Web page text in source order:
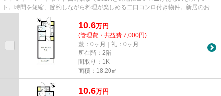
ト。時間を短縮、節約しながら料理が楽しめる二口コンロ付き物件。新居のお住
まいの日にちはどうぞご相談して...
10.6万円
(管理費・共益費 7,000円)
敷：0ヶ月｜礼：0ヶ月
所在階：2階
間取り：1K
面積：18.20㎡
10.6万円